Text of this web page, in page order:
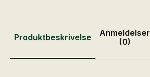
Produktbeskrivelse
Anmeldelser
(0)